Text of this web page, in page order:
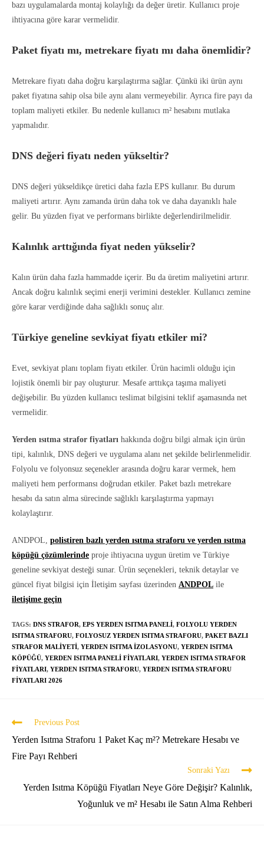
bazı uygulamalarda montaj kolaylığı da değer üretir. Kullanıcı proje
ihtiyacına göre karar vermelidir.
Paket fiyatı mı, metrekare fiyatı mı daha önemlidir?
Metrekare fiyatı daha doğru karşılaştırma sağlar. Çünkü iki ürün aynı
paket fiyatına sahip olsa bile aynı alanı vermeyebilir. Ayrıca fire payı da
toplam maliyeti etkiler. Bu nedenle kullanıcı m² hesabını mutlaka
yapmalıdır.
DNS değeri fiyatı neden yükseltir?
DNS değeri yükseldikçe üretici daha fazla EPS kullanır. Bu durum
maliyeti artırır. Aynı zamanda ürün daha tok ve daha dayanıklı hale
gelir. Bu yüzden fiyat ve performans birlikte değerlendirilmelidir.
Kalınlık arttığında fiyat neden yükselir?
Kalın ürün daha fazla hammadde içerir. Bu da üretim maliyetini artırır.
Ancak doğru kalınlık seçimi enerji verimini destekler. Kullanıcı zemine
göre karar verdiğinde daha sağlıklı sonuç alır.
Türkiye geneline sevkiyat fiyatı etkiler mi?
Evet, sevkiyat planı toplam fiyatı etkiler. Ürün hacimli olduğu için
lojistik önemli bir pay oluşturur. Mesafe arttıkça taşıma maliyeti
değişebilir. Bu yüzden kullanıcı teslimat bilgisini teklif aşamasında net
vermelidir.
Yerden ısıtma strafor fiyatları hakkında doğru bilgi almak için ürün
tipi, kalınlık, DNS değeri ve uygulama alanı net şekilde belirlenmelidir.
Folyolu ve folyonsuz seçenekler arasında doğru karar vermek, hem
maliyeti hem performansı doğrudan etkiler. Paket bazlı metrekare
hesabı da satın alma sürecinde sağlıklı karşılaştırma yapmayı
kolaylaştırır.
ANDPOL, polistiren bazlı yerden ısıtma straforu ve yerden ısıtma
köpüğü çözümlerinde proje ihtiyacına uygun üretim ve Türkiye
geneline sevkiyat desteği sunar. Ürün seçenekleri, teknik detaylar ve
güncel fiyat bilgisi için İletişim sayfası üzerinden ANDPOL ile
iletişime geçin
TAGS: DNS STRAFOR, EPS YERDEN ISITMA PANELI, FOLYOLU YERDEN
ISITMA STRAFORU, FOLYOSUZ YERDEN ISITMA STRAFORU, PAKET BAZLI
STRAFOR MALIYETI, YERDEN ISITMA IZOLASYONU, YERDEN ISITMA
KÖPÜĞÜ, YERDEN ISITMA PANELI FIYATLARI, YERDEN ISITMA STRAFOR
FIYATLARI, YERDEN ISITMA STRAFORU, YERDEN ISITMA STRAFORU
FIYATLARI 2026
Previous Post
Yerden Isıtma Straforu 1 Paket Kaç m²? Metrekare Hesabı ve
Fire Payı Rehberi
Sonraki Yazı
Yerden Isıtma Köpüğü Fiyatları Neye Göre Değişir? Kalınlık,
Yoğunluk ve m² Hesabı ile Satın Alma Rehberi